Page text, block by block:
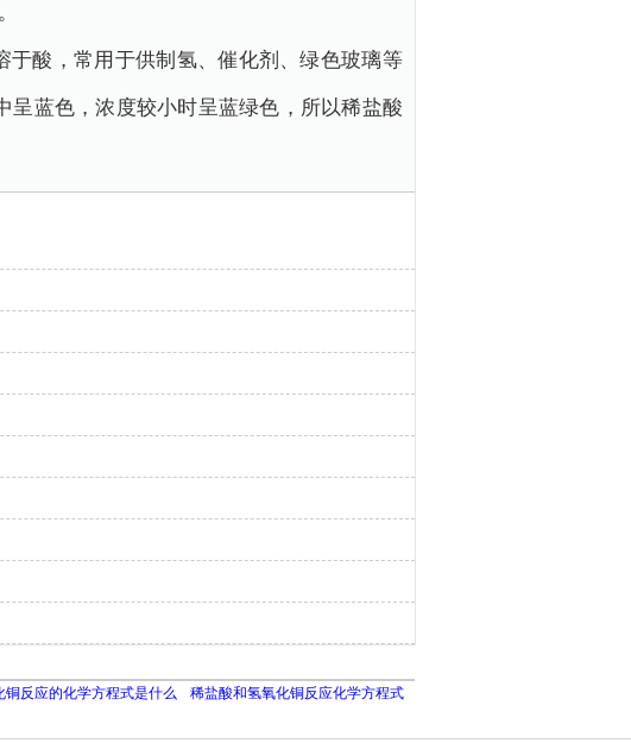
酸，常用于供制氢、催化剂、绿色玻璃等
呈蓝色，浓度较小时呈蓝绿色，所以稀盐酸
反应的化学方程式是什么
稀盐酸和氢氧化铜反应化学方程式